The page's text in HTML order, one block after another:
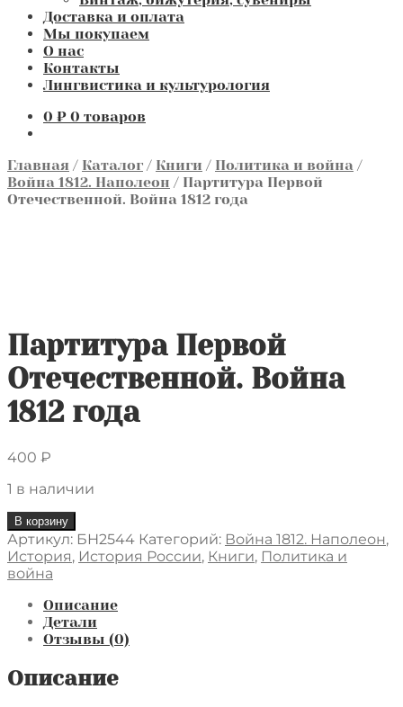
Доставка и оплата
Мы покупаем
О нас
Контакты
Лингвистика и культурология
0 ₽ 0 товаров
Главная / Каталог / Книги / Политика и война /
Война 1812. Наполеон / Партитура Первой
Отечественной. Война 1812 года
Партитура Первой
Отечественной. Война
1812 года
400 ₽
1 в наличии
Количество
товара
Партитура
Первой
Война
1812
года
В корзину
Артикул: БН2544 Категорий: Война 1812. Наполеон,
История, История России, Книги, Политика и
война
Описание
Детали
Отзывы (0)
Описание